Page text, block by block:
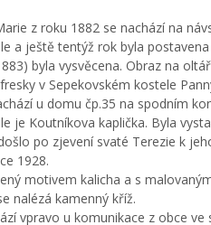
z roku 1882 se nachází na
a ještě tentýž rok byla
byla vysvěcena. Obraz na
v Sepekovském kostele
u domu čp.35 na spodním
je Koutníkova kaplička. Byla
po zjevení svaté Terezie k
1928.
motivem kalicha a s
nalézá kamenný kříž.
vpravo u komunikace z obce